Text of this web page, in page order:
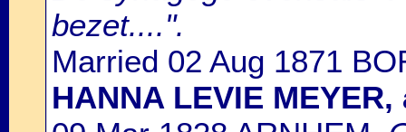
bezet....".
Married 02 Aug 1871
HANNA LEVIE